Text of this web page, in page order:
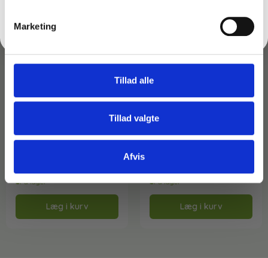
Marketing
Tillad alle
Tillad valgte
Afvis
ml
På lager
Læg i kurv
Activa Bio-Z Urinaltabs 1
kg.
På lager
Læg i kurv